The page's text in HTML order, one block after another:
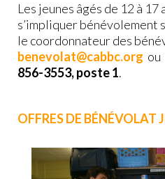
Les jeunes âgés de 12 à 17
s’impliquer bénévolement
le coordonnateur des
benevolat@cabbc.org ou
856-3553, poste 1.
OFFRES DE BÉNÉVOLAT